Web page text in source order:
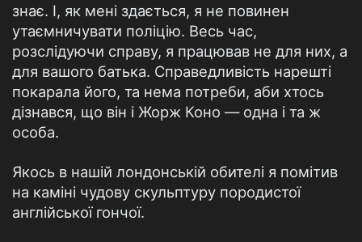
знає. І, як мені здається, я не повинен
утаємничувати поліцію. Весь час,
розслідуючи справу, я працював не для них, а
для вашого батька. Справедливість нарешті
покарала його, та нема потреби, аби хтось
дізнався, що він і Жорж Коно — одна і та ж
особа.
Якось в нашій лондонській обителі я помітив
на каміні чудову скульптуру породистої
англійської гончої.